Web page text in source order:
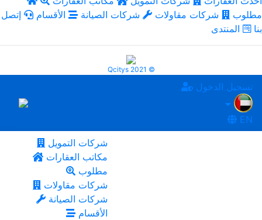
مطلوب
شركات مقاولات شركات الصيانة الأقسام
إتصل
بنا
المنتدى
Qcitys 2021 ©
تسجيل الدخول
EN
شركات التمويل
مكاتب العقارات
مطلوب
شركات مقاولات
شركات الصيانة
الأقسام